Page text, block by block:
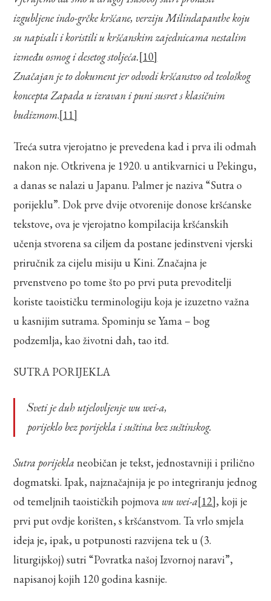
izgubljene indo-grčke kršćane, verziju Milindapanthe koju
su napisali i koristili u kršćanskim zajednicama nestalim
između osmog i desetog stoljeća.[10]
Značajan je to dokument jer odvodi kršćanstvo od teološkog
koncepta Zapada u izravan i puni susret s klasičnim
budizmom.[11]
Treća sutra vjerojatno je prevedena kad i prva ili odmah
nakon nje. Otkrivena je 1920. u antikvarnici u Pekingu,
a danas se nalazi u Japanu. Palmer je naziva “Sutra o
porijeklu”. Dok prve dvije otvorenije donose kršćanske
tekstove, ova je vjerojatno kompilacija kršćanskih
učenja stvorena sa ciljem da postane jedinstveni vjerski
priručnik za cijelu misiju u Kini. Značajna je
prvenstveno po tome što po prvi puta prevoditelji
koriste taoističku terminologiju koja je izuzetno važna
u kasnijim sutrama. Spominju se Yama – bog
podzemlja, kao životni dah, tao itd.
SUTRA PORIJEKLA
Sveti je duh utjelovljenje wu wei-a,
porijeklo bez porijekla i suština bez suštinskog.
Sutra porijekla neobičan je tekst, jednostavniji i prilično
dogmatski. Ipak, najznačajnija je po integriranju jednog
od temeljnih taoističkih pojmova wu wei-a[12], koji je
prvi put ovdje korišten, s kršćanstvom. Ta vrlo smjela
ideja je, ipak, u potpunosti razvijena tek u (3.
liturgijskoj) sutri “Povratka našoj Izvornoj naravi”,
napisanoj kojih 120 godina kasnije.